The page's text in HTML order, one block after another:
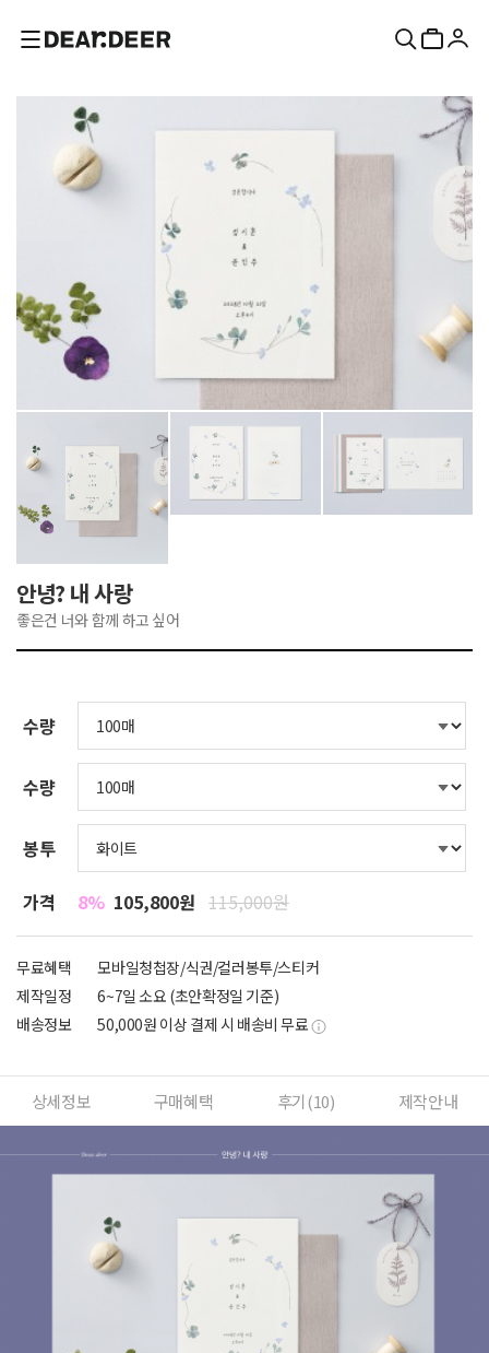
안녕? 내 사랑
좋은건 너와 함께 하고 싶어
수량
수량
봉투
가격 8% 105,800원 115,000원
무료혜택
모바일청첩장/식권/컬러봉투/스티커
제작일정
6~7일 소요 (초안확정일 기준)
배송정보
50,000원 이상 결제 시 배송비 무료
상세정보 구매혜택 후기(10) 제작안내